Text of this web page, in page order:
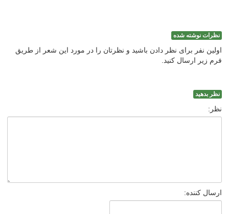
نظرات نوشته شده
اولین نفر برای نظر دادن باشید و نظرتان را در مورد این شعر از طریق
فرم زیر ارسال کنید.
نظر بدهید
نظر:
ارسال کننده: